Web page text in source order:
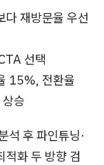
다 재방문율 우선
선택
15%, 전환율
승
석 후 파인튜닝·
적화 두 방향 검